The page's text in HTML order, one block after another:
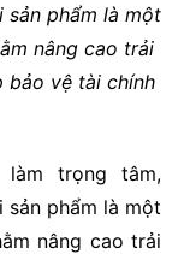
sản phẩm là một
nâng cao trải
bảo vệ tài chính
trọng tâm,
sản phẩm là một
nâng cao trải